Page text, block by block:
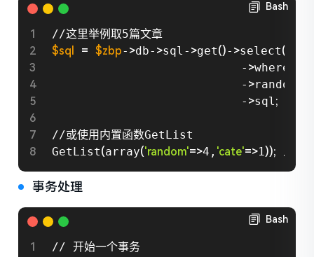
Bash
$sql
= $zbp- >db- >sql- >get()- >select(
                           -
>where
                           -
>random
                           -
>sql;
//或使用内置函数GetList
GetList(array('random'=>4, 'cate'=>1)); // 获
事务处理
Bash